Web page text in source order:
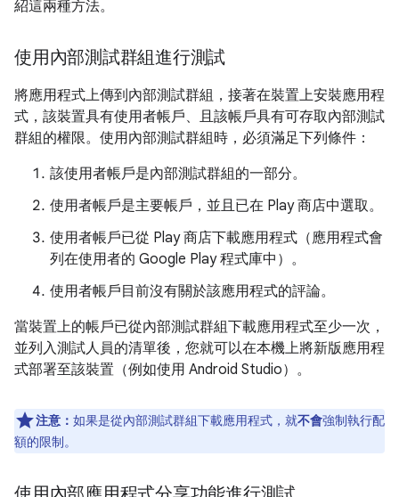
紹這兩種方法。
使用內部測試群組進行測試
將應用程式上傳到內部測試群組，接著在裝置上安裝應用程
式，該裝置具有使用者帳戶、且該帳戶具有可存取內部測試
群組的權限。使用內部測試群組時，必須滿足下列條件：
該使用者帳戶是內部測試群組的一部分。
使用者帳戶是主要帳戶，並且已在 Play 商店中選取。
使用者帳戶已從 Play 商店下載應用程式（應用程式會
列在使用者的 Google Play 程式庫中）。
使用者帳戶目前沒有關於該應用程式的評論。
當裝置上的帳戶已從內部測試群組下載應用程式至少一次，
並列入測試人員的清單後，您就可以在本機上將新版應用程
式部署至該裝置（例如使用 Android Studio）。
注意： 如果是從內部測試群組下載應用程式，就不會強制執行配
額的限制。